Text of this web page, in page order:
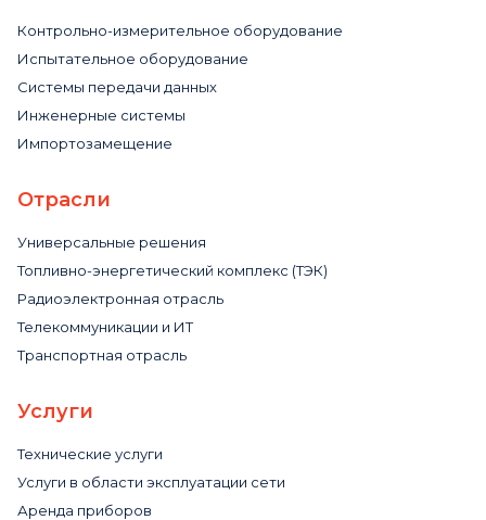
Контрольно-измерительное оборудование
Испытательное оборудование
Системы передачи данных
Инженерные системы
Импортозамещение
Отрасли
Универсальные решения
Топливно-энергетический комплекс (ТЭК)
Радиоэлектронная отрасль
Телекоммуникации и ИТ
Транспортная отрасль
Услуги
Технические услуги
Услуги в области эксплуатации сети
Аренда приборов